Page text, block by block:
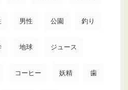
男性 公園 釣り
地球 ジュース
コーヒー 妖精 歯